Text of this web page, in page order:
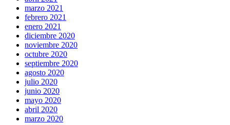
marzo 2021
febrero 2021
enero 2021
diciembre 2020
noviembre 2020
octubre 2020
septiembre 2020
agosto 2020
julio 2020
junio 2020
mayo 2020
abril 2020
marzo 2020